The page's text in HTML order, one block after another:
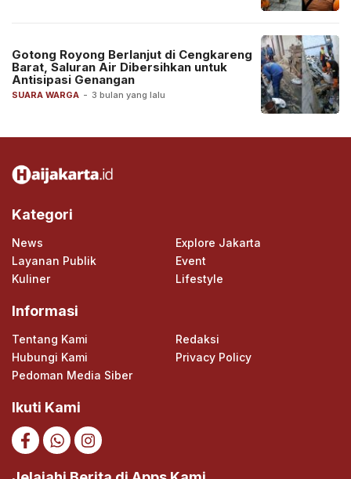
SUARA WARGA - 3 bulan yang lalu
Gotong Royong Berlanjut di Cengkareng
Barat, Saluran Air Dibersihkan untuk
Antisipasi Genangan
Kategori
News
Explore Jakarta
Layanan Publik
Event
Kuliner
Lifestyle
Informasi
Tentang Kami
Redaksi
Hubungi Kami
Privacy Policy
Pedoman Media Siber
Ikuti Kami